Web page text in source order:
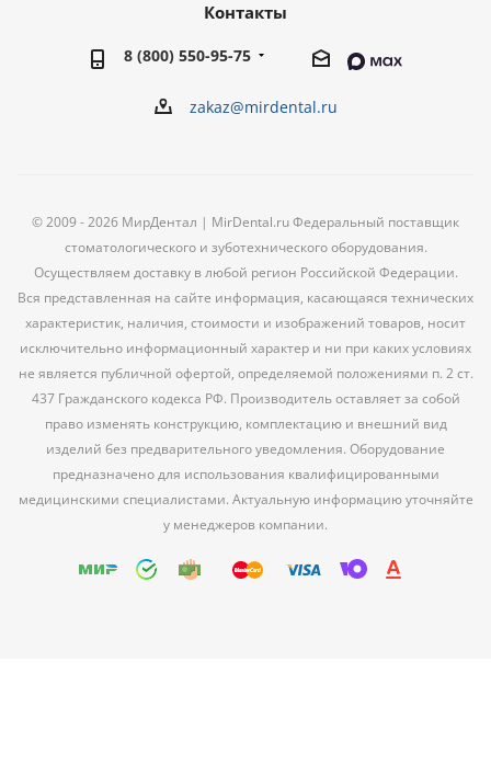
Контакты
8 (800) 550-95-75
zakaz@mirdental.ru
© 2009 - 2026 МирДентал | MirDental.ru Федеральный поставщик
стоматологического и зуботехнического оборудования.
Осуществляем доставку в любой регион Российской Федерации.
Вся представленная на сайте информация, касающаяся технических
характеристик, наличия, стоимости и изображений товаров, носит
исключительно информационный характер и ни при каких условиях
не является публичной офертой, определяемой положениями п. 2 ст.
437 Гражданского кодекса РФ. Производитель оставляет за собой
право изменять конструкцию, комплектацию и внешний вид
изделий без предварительного уведомления. Оборудование
предназначено для использования квалифицированными
медицинскими специалистами. Актуальную информацию уточняйте
у менеджеров компании.